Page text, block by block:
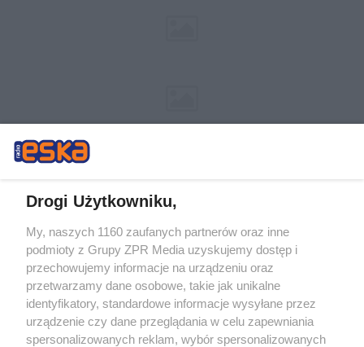
Żaden utwór zamieszczony w serwisie nie może być powielany i
rozpowszechniany lub dalej rozpowszechniany w jakikolwiek sposób (w
tym także elektroniczny lub mechaniczny) na jakimkolwiek polu
eksploatacji w jakiejkolwiek formie, włącznie z umieszczaniem w Internecie
bez pisemnej zgody właściciela praw. Jakiekolwiek użycie lub
wykorzystanie utworów w całości lub w części z naruszeniem prawa, tzn.
bez właściwej zgody, jest zabronione pod groźbą kary i może być ścigane
prawnie.
Drogi Użytkowniku,
My, naszych 1160 zaufanych partnerów oraz inne
podmioty z Grupy ZPR Media uzyskujemy dostęp i
przechowujemy informacje na urządzeniu oraz
przetwarzamy dane osobowe, takie jak unikalne
identyfikatory, standardowe informacje wysyłane przez
urządzenie czy dane przeglądania w celu zapewniania
spersonalizowanych reklam, wybór spersonalizowanych